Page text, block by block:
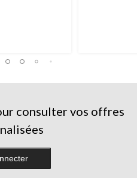
consulter vos offres